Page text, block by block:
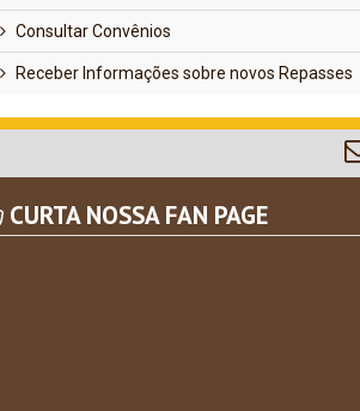
Consultar Convênios
Receber Informações sobre novos Repasses
CURTA NOSSA FAN PAGE